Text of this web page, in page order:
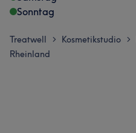
Sonntag
Treatwell > Kosmetikstudio >
Rheinland